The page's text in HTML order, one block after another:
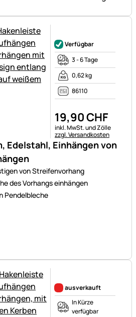
Edelstahl, Einhängen von
von Streifenvorhang
des Vorhangs einhängen
Pendelbleche
Verfügbar
3 - 6 Tage
0,62 kg
86110
19,90CHF
Steuerhinweis:
inkl. MwSt. und Zölle
zzgl. Versandkosten
ausverkauft
In Kürze
verfügbar